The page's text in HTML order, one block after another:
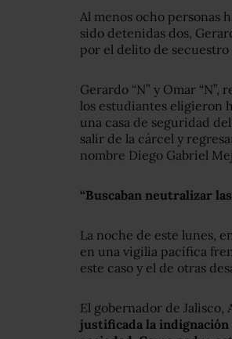
Al menos ocho personas
sido detenidas dos,
por el delito de secuestro
Gerardo “N” y Omar
los estudiantes eligieron
una casa de seguridad
salir de la cárcel y
nombre Diego Gabriel
“Buscaban neutralizar
La noche de este lunes,
en una vigilia pacífica
este caso y el de otras
El gobernador de Jalisco,
justificada la